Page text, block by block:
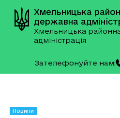
Хмельницька
державна
Хмельницька
адміністрація
Зателефонуйте нам:
Новини